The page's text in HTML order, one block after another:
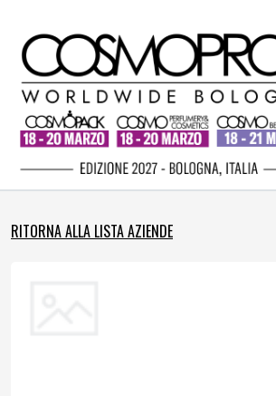
RITORNA ALLA LISTA AZIENDE